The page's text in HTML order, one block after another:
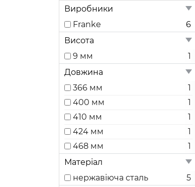
Виробники
Franke
6
Висота
9 мм
1
Довжина
366 мм
1
400 мм
1
410 мм
1
424 мм
1
468 мм
1
Матеріал
нержавіюча сталь
5